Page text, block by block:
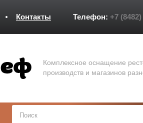
Контакты Телефон: +7 (8482)
Комплексное оснащение
производств и магазинов